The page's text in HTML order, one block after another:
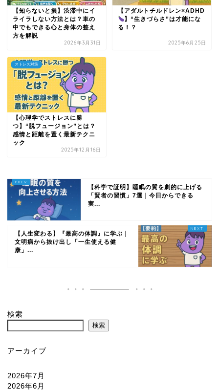
【知らないと損】渋滞中にイ
ライラしない方法とは？車の
中でもできる心と身体の整え
方を解説
2026年3月31日
【アダルトチルドレン×ADHD
】“生きづらさ”は才能にな
る！？
2025年6月25日
ストレス対策
【心理学でストレスに勝
つ】“脱フュージョン”とは？
感情と距離を置く最新テクニ
ック
2025年12月16日
【科学で証明】睡眠の質を劇的に上げる
「賢者の習慣」7選｜今日からできる
実...
【人生変わる】『最高の体調』に学ぶ｜
文明病から抜け出し「一生使える健
康」...
検索
検索
アーカイブ
2026年7月
2026年6月